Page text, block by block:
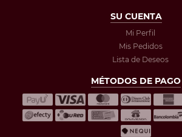
SU CUENTA
Mi Perfil
Mis Pedidos
Lista de Deseos
MÉTODOS DE PAGO